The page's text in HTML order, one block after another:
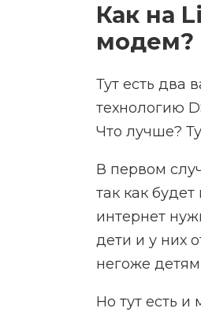
Как на
модем?
Тут есть два
технологию
Что лучше?
В первом
так как
интернет
дети и у них
негоже
Но тут есть и